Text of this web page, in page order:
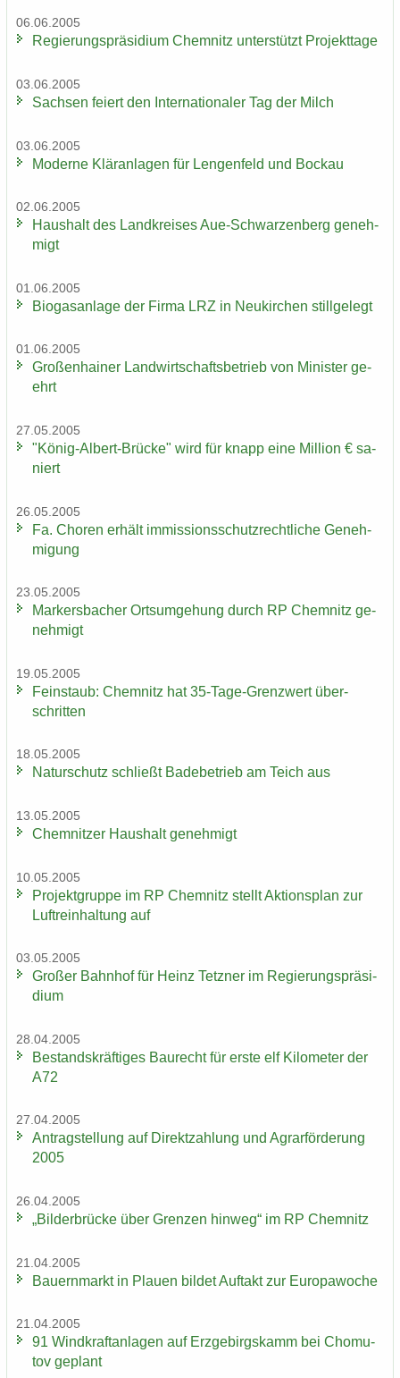
06.06.2005
Re­gie­rungs­prä­si­di­um Chem­nitz un­ter­stützt Pro­jekt­ta­ge
03.06.2005
Sach­sen fei­ert den In­ter­na­tio­na­ler Tag der Milch
03.06.2005
Mo­der­ne Klär­an­la­gen für Len­gen­feld und Bo­ckau
02.06.2005
Haus­halt des Land­krei­ses Aue-​Schwarzenberg ge­neh­
migt
01.06.2005
Bio­gas­an­la­ge der Firma LRZ in Neu­kir­chen still­ge­legt
01.06.2005
Gro­ßen­hai­ner Land­wirt­schafts­be­trieb von Mi­nis­ter ge­
ehrt
27.05.2005
"König-​Albert-Brücke" wird für knapp eine Mil­li­on € sa­
niert
26.05.2005
Fa. Cho­ren er­hält im­mis­si­ons­schutz­recht­li­che Ge­neh­
mi­gung
23.05.2005
Mar­kers­ba­cher Orts­um­ge­hung durch RP Chem­nitz ge­
neh­migt
19.05.2005
Fein­staub: Chem­nitz hat 35-​Tage-Grenzwert über­
schrit­ten
18.05.2005
Na­tur­schutz schließt Ba­de­be­trieb am Teich aus
13.05.2005
Chem­nit­zer Haus­halt ge­neh­migt
10.05.2005
Pro­jekt­grup­pe im RP Chem­nitz stellt Ak­ti­ons­plan zur
Luft­rein­hal­tung auf
03.05.2005
Gro­ßer Bahn­hof für Heinz Tetz­ner im Re­gie­rungs­prä­si­
di­um
28.04.2005
Be­stands­kräf­ti­ges Bau­recht für erste elf Ki­lo­me­ter der
A72
27.04.2005
An­trag­stel­lung auf Di­rekt­zah­lung und Agrar­för­de­rung
2005
26.04.2005
„Bil­der­brü­cke über Gren­zen hin­weg“ im RP Chem­nitz
21.04.2005
Bau­ern­markt in Plau­en bil­det Auf­takt zur Eu­ro­pa­wo­che
21.04.2005
91 Wind­kraft­an­la­gen auf Erz­ge­birgs­kamm bei Chomu­
tov ge­plant